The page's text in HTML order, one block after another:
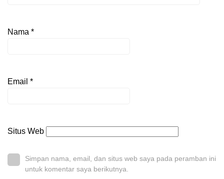
Nama *
Email *
Situs Web
Simpan nama, email, dan situs web saya pada peramban ini
untuk komentar saya berikutnya.